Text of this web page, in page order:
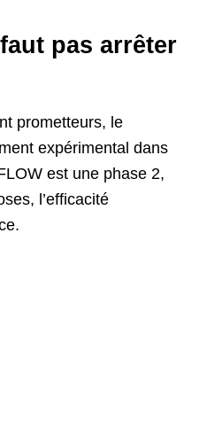
pas arrêter
prometteurs, le
expérimental dans
est une phase 2,
l’efficacité